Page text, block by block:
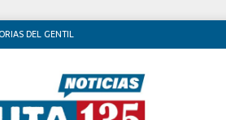
DEL GENTIL